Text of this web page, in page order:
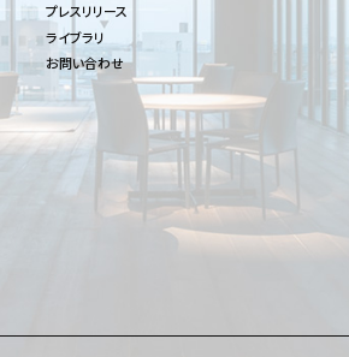
プレスリリース
ライブラリ
お問い合わせ